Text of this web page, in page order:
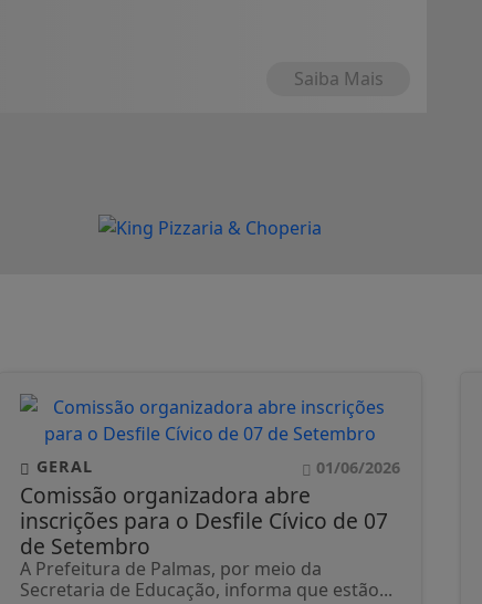
Saiba Mais
GERAL 01/06/2026
Comissão organizadora abre
inscrições para o Desfile Cívico de 07
de Setembro
A Prefeitura de Palmas, por meio da
Secretaria de Educação, informa que estão...